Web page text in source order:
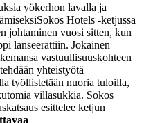
yökerhon lavalla ja
Sokos Hotels -ketjussa
johtaminen vuosi sitten, kun
lanseerattiin. Jokainen
vastuullisuuskohteen
yhteistyötä
työllistetään nuoria tuloilla,
villasukkia. Sokos
esittelee ketjun